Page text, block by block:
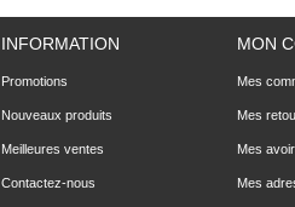
INFORMATION
Promotions
Nouveaux produits
Meilleures ventes
Contactez-nous
MON
Mes
Mes
Mes
Mes